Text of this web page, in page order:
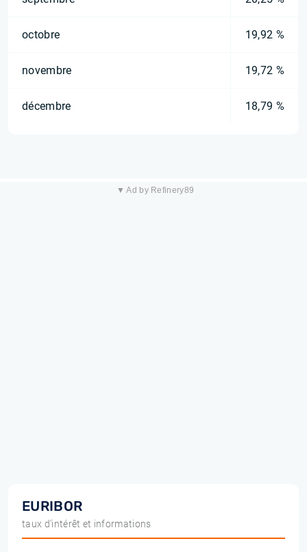
octobre 19,92 %
novembre 19,72 %
décembre 18,79 %
▼ Ad by Refinery89
EURIBOR
taux d'intérêt et informations